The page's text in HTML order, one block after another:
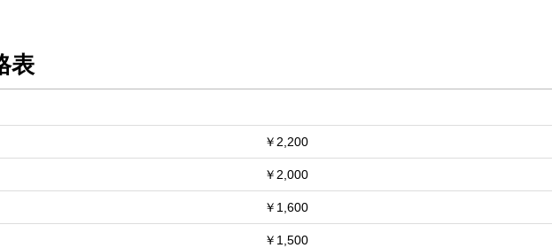
表
￥2,200
￥2,000
￥1,600
￥1,500